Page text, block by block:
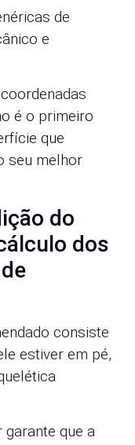
de
e
é o primeiro
que
seu melhor
do
dos
consiste
estiver em pé,
que a